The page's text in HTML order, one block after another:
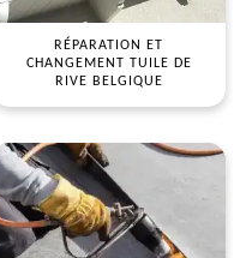
RÉPARATION ET
CHANGEMENT TUILE DE
RIVE BELGIQUE